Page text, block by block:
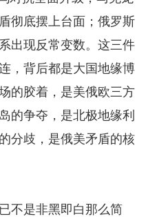
彻底摆上台面；俄罗斯
出现反常变数。这三件
，背后都是大国地缘博
的胶着，是美俄欧三方
的争夺，是北极地缘利
分歧，是俄美矛盾的核
不是非黑即白那么简